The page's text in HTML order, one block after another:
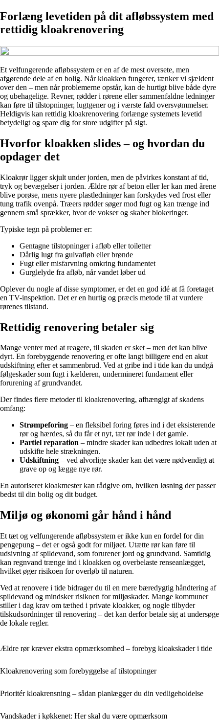
Forlæng levetiden på dit afløbssystem med
rettidig kloakrenovering
Et velfungerende afløbssystem er en af de mest oversete, men
afgørende dele af en bolig. Når kloakken fungerer, tænker vi sjældent
over den – men når problemerne opstår, kan de hurtigt blive både dyre
og ubehagelige. Revner, rødder i rørene eller sammenfaldne ledninger
kan føre til tilstopninger, lugtgener og i værste fald oversvømmelser.
Heldigvis kan rettidig kloakrenovering forlænge systemets levetid
betydeligt og spare dig for store udgifter på sigt.
Hvorfor kloakken slides – og hvordan du
opdager det
Kloakrør ligger skjult under jorden, men de påvirkes konstant af tid,
tryk og bevægelser i jorden. Ældre rør af beton eller ler kan med årene
blive porøse, mens nyere plastledninger kan forskydes ved frost eller
tung trafik ovenpå. Træers rødder søger mod fugt og kan trænge ind
gennem små sprækker, hvor de vokser og skaber blokeringer.
Typiske tegn på problemer er:
Gentagne tilstopninger i afløb eller toiletter
Dårlig lugt fra gulvafløb eller brønde
Fugt eller misfarvning omkring fundamentet
Gurglelyde fra afløb, når vandet løber ud
Oplever du nogle af disse symptomer, er det en god idé at få foretaget
en TV-inspektion. Det er en hurtig og præcis metode til at vurdere
rørenes tilstand.
Rettidig renovering betaler sig
Mange venter med at reagere, til skaden er sket – men det kan blive
dyrt. En forebyggende renovering er ofte langt billigere end en akut
udskiftning efter et sammenbrud. Ved at gribe ind i tide kan du undgå
følgeskader som fugt i kælderen, undermineret fundament eller
forurening af grundvandet.
Der findes flere metoder til kloakrenovering, afhængigt af skadens
omfang:
Strømpeforing – en fleksibel foring føres ind i det eksisterende
rør og hærdes, så du får et nyt, tæt rør inde i det gamle.
Partiel reparation – mindre skader kan udbedres lokalt uden at
udskifte hele strækningen.
Udskiftning – ved alvorlige skader kan det være nødvendigt at
grave op og lægge nye rør.
En autoriseret kloakmester kan rådgive om, hvilken løsning der passer
bedst til din bolig og dit budget.
Miljø og økonomi går hånd i hånd
Et tæt og velfungerende afløbssystem er ikke kun en fordel for din
pengepung – det er også godt for miljøet. Utætte rør kan føre til
udsivning af spildevand, som forurener jord og grundvand. Samtidig
kan regnvand trænge ind i kloakken og overbelaste renseanlægget,
hvilket øger risikoen for overløb til naturen.
Ved at renovere i tide bidrager du til en mere bæredygtig håndtering af
spildevand og mindsker risikoen for miljøskader. Mange kommuner
stiller i dag krav om tæthed i private kloakker, og nogle tilbyder
tilskudsordninger til renovering – det kan derfor betale sig at undersøge
de lokale regler.
Ældre rør kræver ekstra opmærksomhed – forebyg kloakskader i tide
Kloakrenovering som forebyggelse af tilstopninger
Prioritér kloakrensning – sådan planlægger du din vedligeholdelse
Vandskader i køkkenet: Her skal du være opmærksom